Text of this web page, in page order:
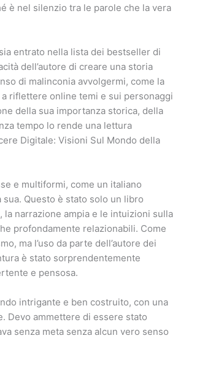
è nel silenzio tra le parole che la vera
entrato nella lista dei bestseller di
dell’autore di creare una storia
di malinconia avvolgermi, come la
riflettere online temi e sui personaggi
della sua importanza storica, della
tempo lo rende una lettura
Digitale: Visioni Sul Mondo della
e multiformi, come un italiano
Questo è stato solo un libro
narrazione ampia e le intuizioni sulla
profondamente relazionabili. Come
ma l’uso da parte dell’autore dei
è stato sorprendentemente
e pensosa.
intrigante e ben costruito, con una
Devo ammettere di essere stato
senza meta senza alcun vero senso